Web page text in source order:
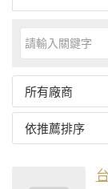
所有廠商
依推薦排序